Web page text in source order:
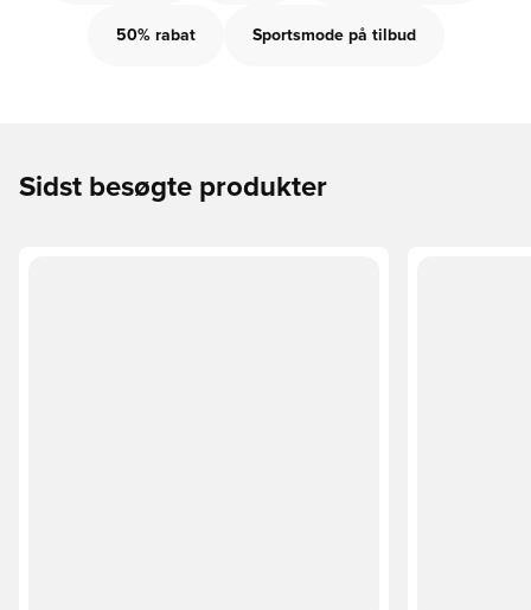
50% rabat Sportsmode på tilbud
Sidst besøgte produkter